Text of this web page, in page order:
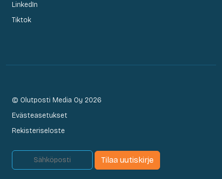
LinkedIn
Tiktok
© Olutposti Media Oy 2026
Evästeasetukset
Rekisteriseloste
Tilaa uutiskirje